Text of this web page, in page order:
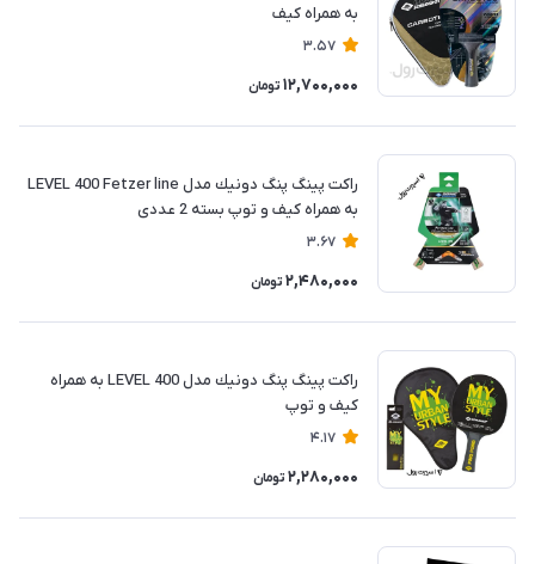
به همراه کیف
3.57
12,700,000 تومان
راكت پينگ پنگ دونيك مدل LEVEL 400 Fetzer line
به همراه کیف و توپ بسته 2 عددی
3.67
2,480,000 تومان
راكت پينگ پنگ دونيك مدل LEVEL 400 به همراه
کیف و توپ
4.17
2,280,000 تومان